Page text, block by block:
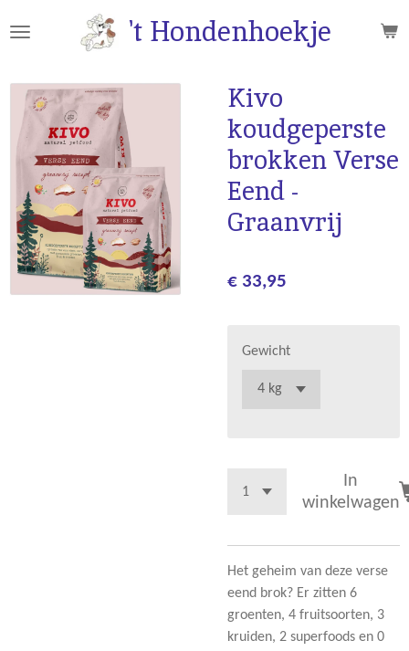
direct
de
hoofdinhoud
't Hondenhoekje
Kivo
koudgeperste
brokken Verse
Eend -
Graanvrij
€ 33,95
Gewicht
In
winkelwagen
Het geheim van deze verse
eend brok? Er zitten 6
groenten, 4 fruitsoorten, 3
kruiden, 2 superfoods en 0